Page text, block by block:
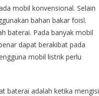
mobil konvensional. Selain
bahan bakar foisl.
baterai. Pada banyak mobil
dapat berakibat pada
mobil listrik perlu
baterai adalah ketika mengisi